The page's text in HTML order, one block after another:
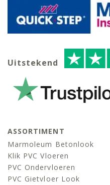
Uitstekend
ASSORTIMENT
Marmoleum Betonlook
Klik PVC Vloeren
PVC Ondervloeren
PVC Gietvloer Look